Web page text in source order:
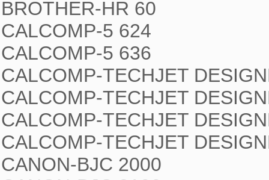
BROTHER-HR 60
CALCOMP-5 624
CALCOMP-5 636
CALCOMP-TECHJET
CALCOMP-TECHJET
CALCOMP-TECHJET
CALCOMP-TECHJET
CANON-BJC 2000